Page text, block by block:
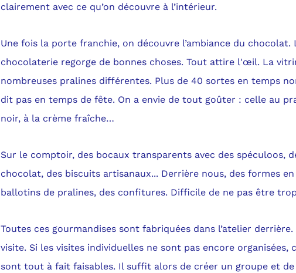
clairement avec ce qu’on découvre à l’intérieur.
Une fois la porte franchie, on découvre l’ambiance du chocolat.
chocolaterie regorge de bonnes choses. Tout attire l'œil. La
nombreuses pralines différentes. Plus de 40 sortes en temps
dit pas en temps de fête. On a envie de tout goûter : celle au
noir, à la crème fraîche…
Sur le comptoir, des bocaux transparents avec des spéculoos,
chocolat, des biscuits artisanaux... Derrière nous, des formes
ballotins de pralines, des confitures. Difficile de ne pas être
Toutes ces gourmandises sont fabriquées dans l’atelier
visite. Si les visites individuelles ne sont pas encore organisées,
sont tout à fait faisables. Il suffit alors de créer un groupe et